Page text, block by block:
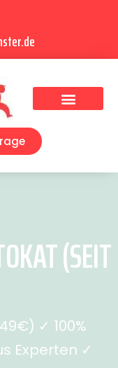
(SEIT
✓ 100%
Experten ✓